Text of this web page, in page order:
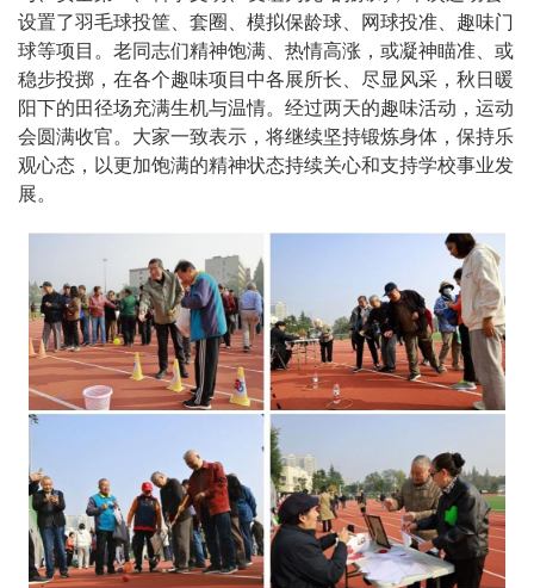
设置了羽毛球投筐、套圈、模拟保龄球、网球投准、趣味门
球等项目。老同志们精神饱满、热情高涨，或凝神瞄准、或
稳步投掷，在各个趣味项目中各展所长、尽显风采，秋日暖
阳下的田径场充满生机与温情。经过两天的趣味活动，运动
会圆满收官。大家一致表示，将继续坚持锻炼身体，保持乐
观心态，以更加饱满的精神状态持续关心和支持学校事业发
展。